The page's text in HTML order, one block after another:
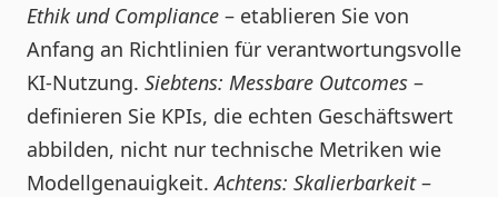
Ethik und Compliance – etablieren Sie von
Anfang an Richtlinien für verantwortungsvolle
KI-Nutzung. Siebtens: Messbare Outcomes –
definieren Sie KPIs, die echten Geschäftswert
abbilden, nicht nur technische Metriken wie
Modellgenauigkeit.Achtens: Skalierbarkeit–